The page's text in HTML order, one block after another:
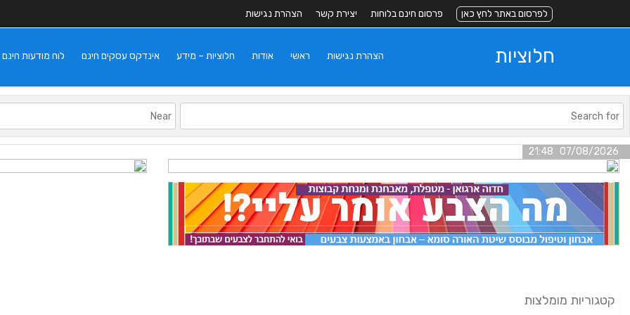
לפרסום באתר לחץ כאן פרסום חינם בלוחות יצירת קשר הצהרת נגישות
חלוציות לוח מודעות חינם אינדקס עסקים חינם חלוציות – מידע אודות ראשי הצהרת נגישות
07/08/2026 21:48
קטגוריות מומלצות